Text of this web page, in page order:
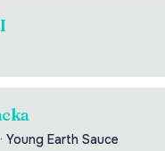
· Young Earth Sauce